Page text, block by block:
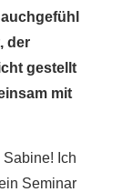
der
gestellt
mit
Ich
Seminar